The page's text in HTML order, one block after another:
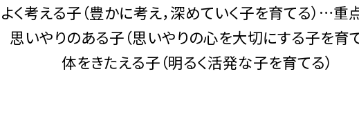
よく考える子（豊かに考え，深めていく子を育てる）…重
思いやりのある子（思いやりの心を大切にする子を育て
体をきたえる子（明るく活発な子を育てる）